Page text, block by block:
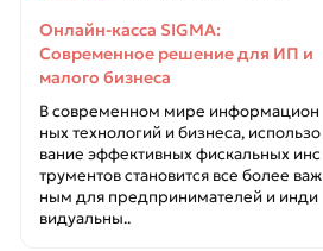
Онлайн-касса SIGMA:
Современное решение для ИП и
малого бизнеса
В современном мире информацион
ных технологий и бизнеса, использо
вание эффективных фискальных инс
трументов становится все более важ
ным для предпринимателей и инди
видуальны..